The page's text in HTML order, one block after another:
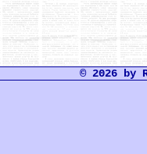
© 2026 by